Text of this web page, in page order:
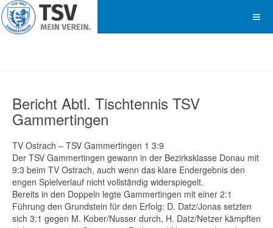
Bericht Abtl. Tischtennis TSV
Gammertingen
TV Ostrach – TSV Gammertingen 1 3:9
Der TSV Gammertingen gewann in der Bezirksklasse Donau mit
9:3 beim TV Ostrach, auch wenn das klare Endergebnis den
engen Spielverlauf nicht vollständig widerspiegelt.
Bereits in den Doppeln legte Gammertingen mit einer 2:1
Führung den Grundstein für den Erfolg: D. Datz/Jonas setzten
sich 3:1 gegen M. Kober/Nusser durch, H. Datz/Netzer kämpften